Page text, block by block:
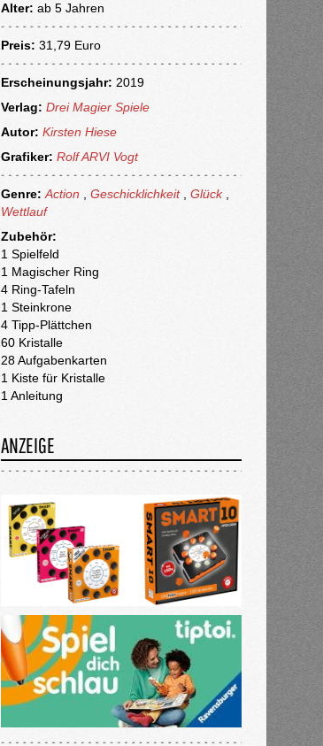
Alter: ab 5 Jahren
Preis: 31,79 Euro
Erscheinungsjahr: 2019
Verlag: Drei Magier Spiele
Autor: Kirsten Hiese
Grafiker: Rolf ARVI Vogt
Genre: Action Geschicklichkeit Glück
Wettlauf
Zubehör:
1 Spielfeld
1 Magischer Ring
4 Ring-Tafeln
1 Steinkrone
4 Tipp-Plättchen
60 Kristalle
28 Aufgabenkarten
1 Kiste für Kristalle
1 Anleitung
ANZEIGE